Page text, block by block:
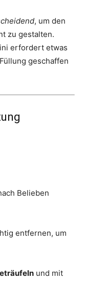
, um den
zu gestalten.
erfordert etwas
geschaffen
Belieben
entfernen, um
und mit